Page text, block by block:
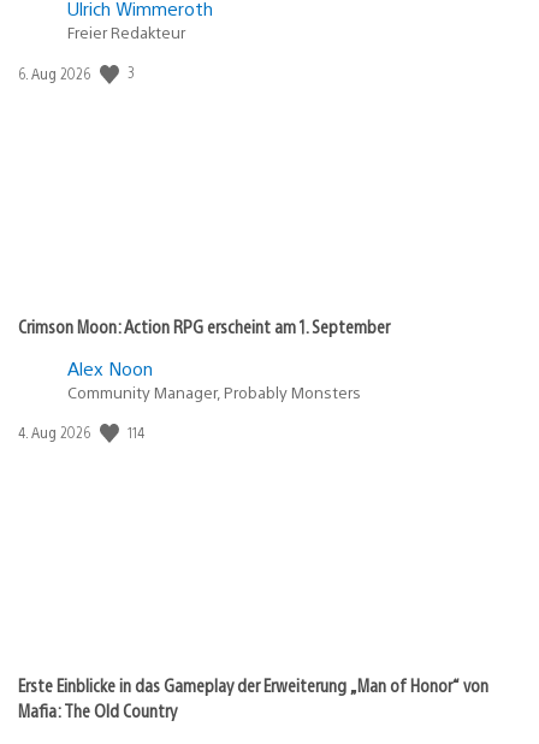
Ulrich Wimmeroth
Freier Redakteur
Veröffentlichungsdatum:
6. Aug 2026 3
Crimson Moon: Action RPG erscheint am 1. September
Alex Noon
Community Manager, Probably Monsters
Veröffentlichungsdatum:
4. Aug 2026 114
Erste Einblicke in das Gameplay der Erweiterung „Man of Honor“ von
Mafia: The Old Country